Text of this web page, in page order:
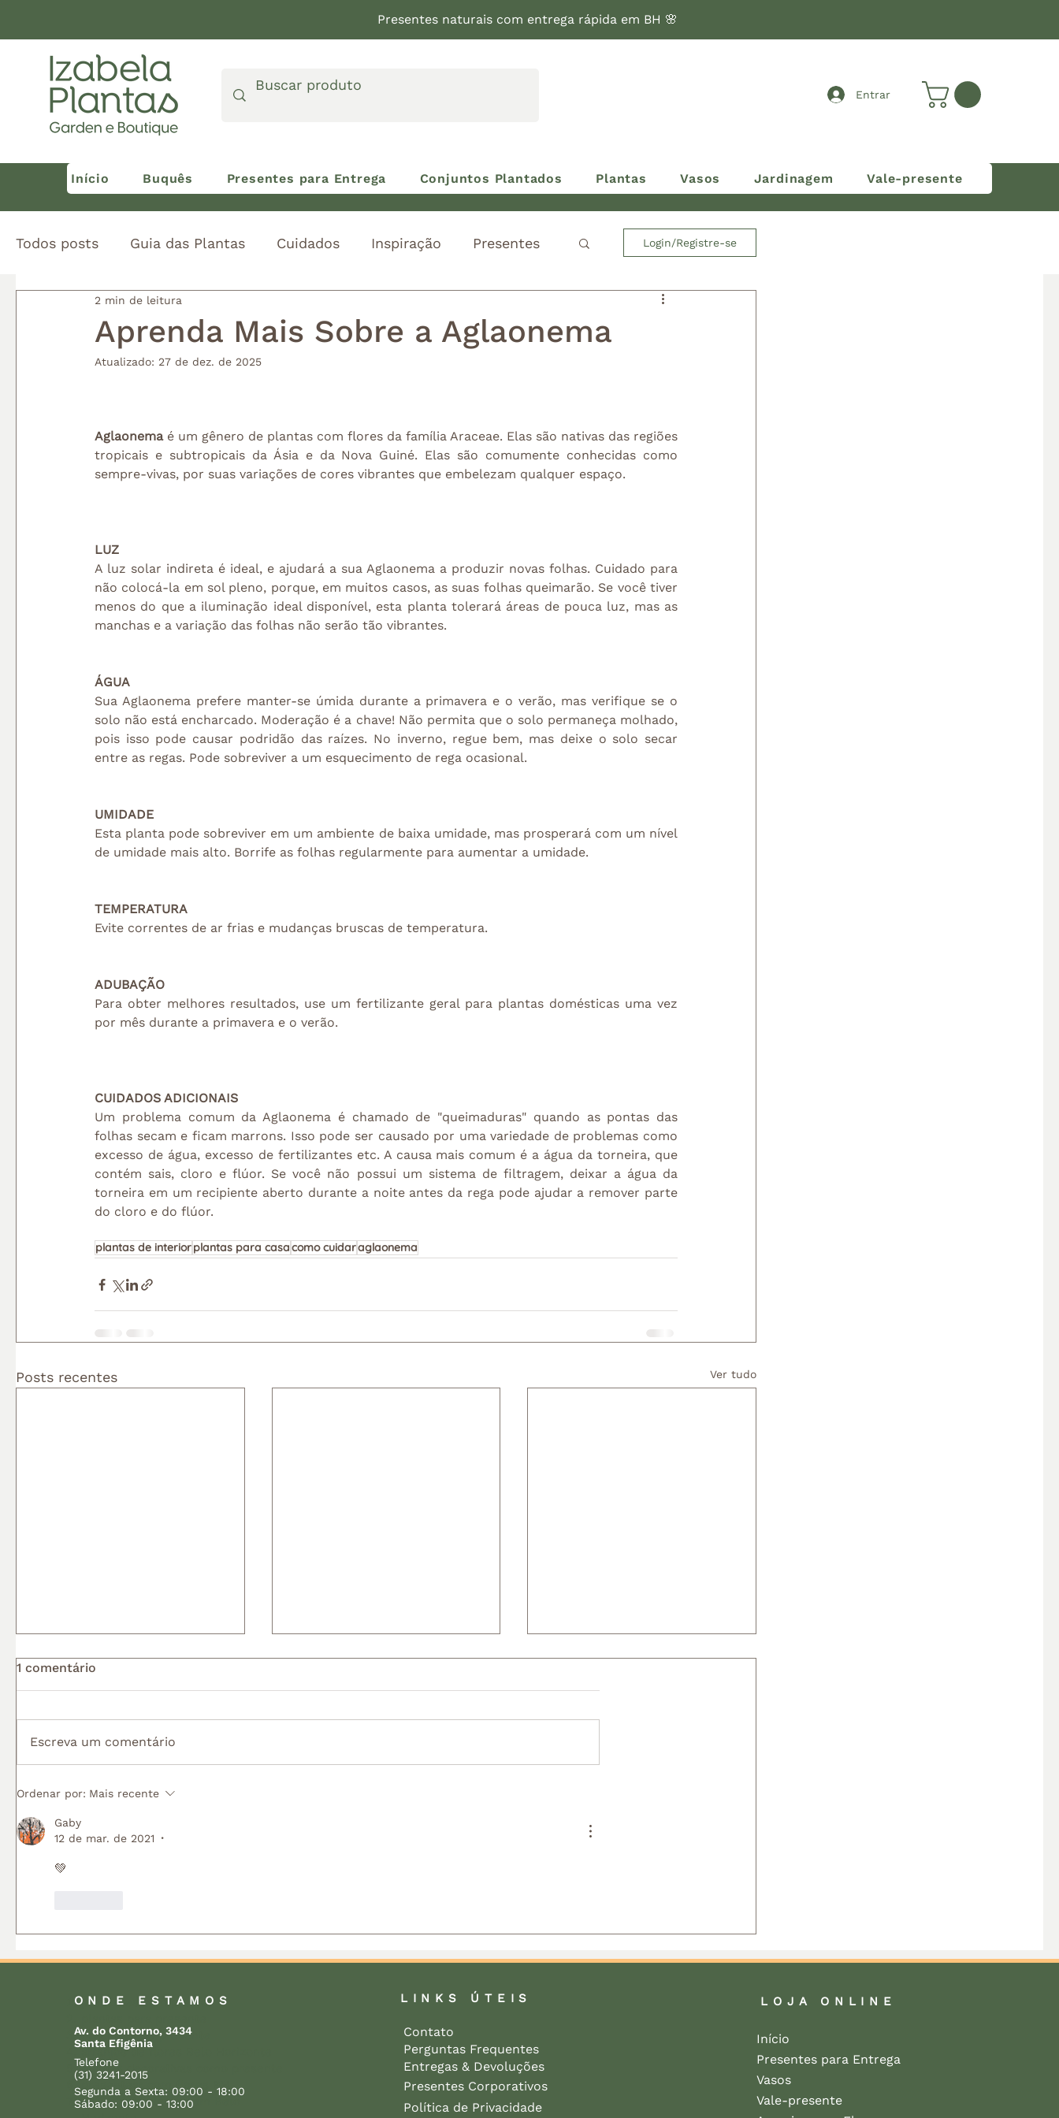
Presentes naturais com entrega rápida em BH 🌸
Entrar
Início Buquês Presentes para Entrega Conjuntos Plantados Plantas Vasos Jardinagem Vale-presente
Todos posts Guia das Plantas Cuidados Inspiração Presentes
Universo Izabela
Login/Registre-se
Aprenda Mais Sobre a Aglaonema
2 min de leitura
Atualizado: 27 de dez. de 2025
Aglaonema é um gênero de plantas com flores da família Araceae. Elas são nativas das regiões
tropicais e subtropicais da Ásia e da Nova Guiné. Elas são comumente conhecidas como
sempre-vivas, por suas variações de cores vibrantes que embelezam qualquer espaço.
LUZ
A luz solar indireta é ideal, e ajudará a sua Aglaonema a produzir novas folhas. Cuidado para
não colocá-la em sol pleno, porque, em muitos casos, as suas folhas queimarão. Se você tiver
menos do que a iluminação ideal disponível, esta planta tolerará áreas de pouca luz, mas as
manchas e a variação das folhas não serão tão vibrantes.
ÁGUA
Sua Aglaonema prefere manter-se úmida durante a primavera e o verão, mas verifique se o
solo não está encharcado. Moderação é a chave! Não permita que o solo permaneça molhado,
pois isso pode causar podridão das raízes. No inverno, regue bem, mas deixe o solo secar
entre as regas. Pode sobreviver a um esquecimento de rega ocasional.
UMIDADE
Esta planta pode sobreviver em um ambiente de baixa umidade, mas prosperará com um nível
de umidade mais alto. Borrife as folhas regularmente para aumentar a umidade.
TEMPERATURA
Evite correntes de ar frias e mudanças bruscas de temperatura.
ADUBAÇÃO
Para obter melhores resultados, use um fertilizante geral para plantas domésticas uma vez
por mês durante a primavera e o verão.
CUIDADOS ADICIONAIS
Um problema comum da Aglaonema é chamado de "queimaduras" quando as pontas das
folhas secam e ficam marrons. Isso pode ser causado por uma variedade de problemas como
excesso de água, excesso de fertilizantes etc. A causa mais comum é a água da torneira, que
contém sais, cloro e flúor. Se você não possui um sistema de filtragem, deixar a água da
torneira em um recipiente aberto durante a noite antes da rega pode ajudar a remover parte
do cloro e do flúor.
plantas de interiorplantas para casacomo cuidaraglaonema
Posts recentes Ver tudo
Begônia: guia completo de
cultivo, cuidados e
variedades
cuidados e significado
1 comentário
Escreva um comentário
Ordenar por: Mais recente
Gaby
12 de mar. de 2021
•
💚
presentes com plantas
orquídeas de presente
arranjos de flores Belo Horizonte
plantas decorativas como presente
presentear com flores BH
entrega de plantas em Belo
ONDE ESTAMOS
Av. do Contorno, 3434
Santa Efigênia
Telefone
(31) 3241-2015
Segunda a Sexta: 09:00 - 18:00
Sábado: 09:00 - 13:00
LINKS ÚTEIS
Contato
Perguntas Frequentes
Entregas & Devoluções
Presentes Corporativos
Política de Privacidade
LOJA ONLINE
Início
Presentes para Entrega
Vasos
Vale-presente